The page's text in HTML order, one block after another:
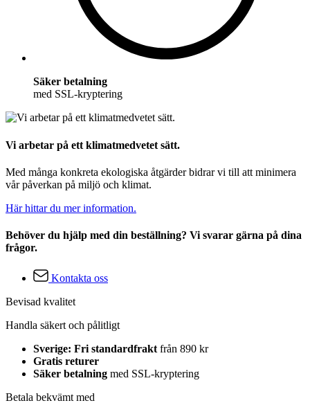
Säker betalning
med SSL-kryptering
Vi arbetar på ett klimatmedvetet sätt.
Med många konkreta ekologiska åtgärder bidrar vi till att minimera
vår påverkan på miljö och klimat.
Här hittar du mer information.
Behöver du hjälp med din beställning? Vi svarar gärna på dina
frågor.
Kontakta oss
Bevisad kvalitet
Handla säkert och pålitligt
Sverige: Fri standardfrakt från 890 kr
Gratis returer
Säker betalning med SSL-kryptering
Betala bekvämt med